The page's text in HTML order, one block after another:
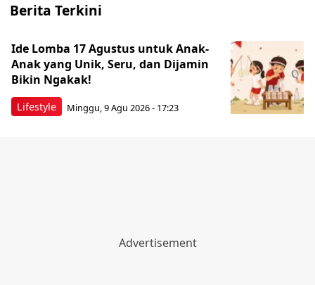
Berita Terkini
Lifestyle
Ide Lomba 17 Agustus untuk Anak-
Anak yang Unik, Seru, dan Dijamin
Bikin Ngakak!
Minggu, 9 Agu 2026 - 17:23